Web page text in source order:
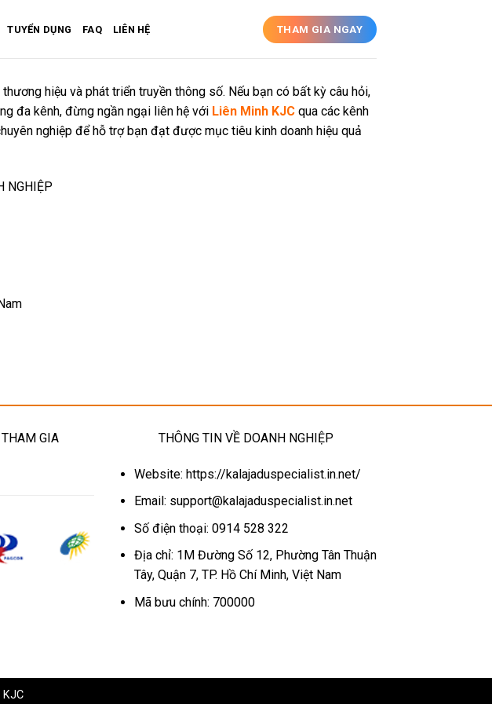
TUYỂN DỤNG FAQ LIÊN HỆ THAM GIA NGAY
hiệu và phát triển truyền thông số. Nếu bạn có bất kỳ câu hỏi,
đa kênh, đừng ngần ngại liên hệ với Liên Minh KJC qua các kênh
nghiệp để hỗ trợ bạn đạt được mục tiêu kinh doanh hiệu quả
NGHIỆP
GIA THÔNG TIN VỀ DOANH NGHIỆP
Website: https://kalajaduspecialist.in.net/
Email: support@kalajaduspecialist.in.net
Số điện thoại: 0914 528 322
Địa chỉ: 1M Đường Số 12, Phường Tân Thuận
Tây, Quận 7, TP. Hồ Chí Minh, Việt Nam
Mã bưu chính: 700000